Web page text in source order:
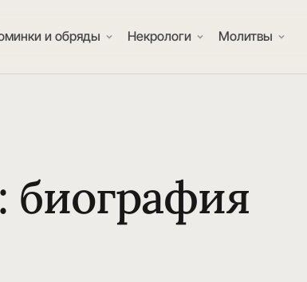
и обряды Некрологи Молитвы